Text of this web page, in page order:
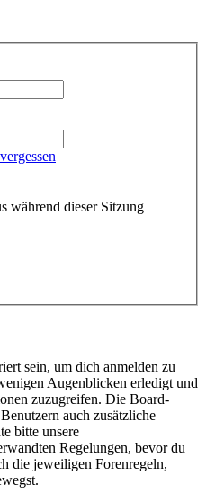
während dieser Sitzung
sein, um dich anmelden zu
Augenblicken erledigt und
zuzugreifen. Die Board-
auch zusätzliche
bitte unsere
Regelungen, bevor du
die jeweiligen Forenregeln,